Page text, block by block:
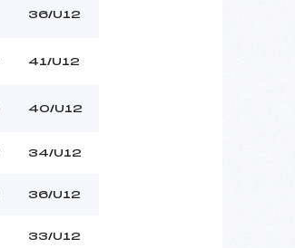
36/U12
41/U12
40/U12
34/U12
36/U12
33/U12